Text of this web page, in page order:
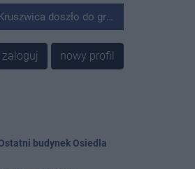
wyglądającego zdarzenia.
zaloguj nowy profil
budynek Osiedla